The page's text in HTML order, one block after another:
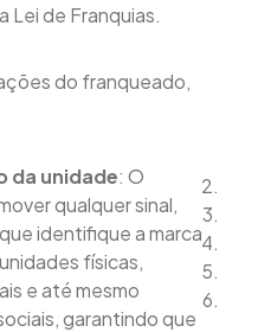
Lei de Franquias.
do franqueado,
da unidade: O
qualquer sinal,
identifique a marca
físicas,
e até mesmo
garantindo que